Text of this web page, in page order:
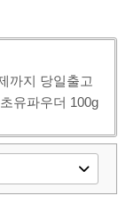
까지 당일출고
유파우더 100g